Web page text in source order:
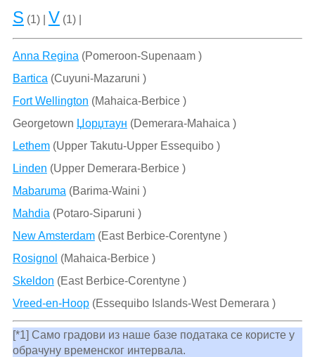
S (1) | V (1) |
Anna Regina (Pomeroon-Supenaam )
Bartica (Cuyuni-Mazaruni )
Fort Wellington (Mahaica-Berbice )
Georgetown Џорџтаун (Demerara-Mahaica )
Lethem(Upper Takutu-Upper Essequibo )
Linden (Upper Demerara-Berbice )
Mabaruma (Barima-Waini )
Mahdia (Potaro-Siparuni )
New Amsterdam(East Berbice-Corentyne )
Rosignol (Mahaica-Berbice )
Skeldon (East Berbice-Corentyne )
Vreed-en-Hoop(Essequibo Islands-West Demerara )
[*1] Само градови из наше базе података се користе у
обрачуну временског интервала.